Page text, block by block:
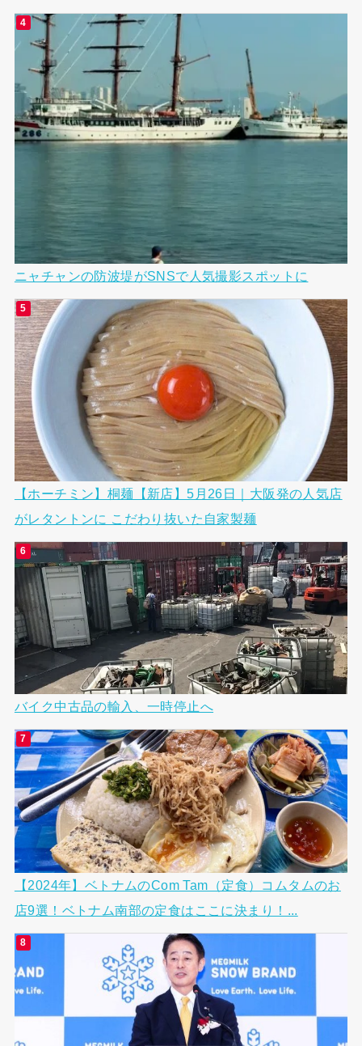
ニャチャンの防波堤がSNSで人気撮影スポットに
【ホーチミン】桐麺【新店】5月26日｜大阪発の人気店
がレタントンに こだわり抜いた自家製麺
バイク中古品の輸入、一時停止へ
【2024年】ベトナムのCom Tam（定食）コムタムのお
店9選！ベトナム南部の定食はここに決まり！...